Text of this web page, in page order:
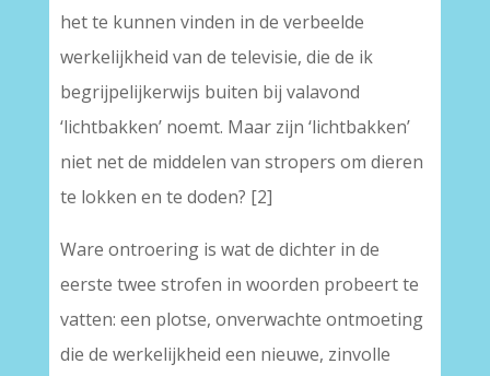
het te kunnen vinden in de verbeelde
werkelijkheid van de televisie, die de ik
begrijpelijkerwijs buiten bij valavond
‘lichtbakken’ noemt. Maar zijn ‘lichtbakken’
niet net de middelen van stropers om dieren
te lokken en te doden? [2]
Ware ontroering is wat de dichter in de
eerste twee strofen in woorden probeert te
vatten: een plotse, onverwachte ontmoeting
die de werkelijkheid een nieuwe, zinvolle